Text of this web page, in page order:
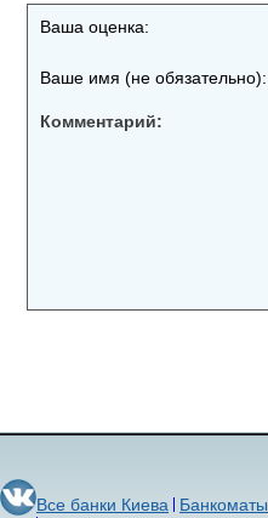
Ваша оценка:
Ваше имя (не обязательно):
Комментарий:
Все банки Киева
Банкоматы